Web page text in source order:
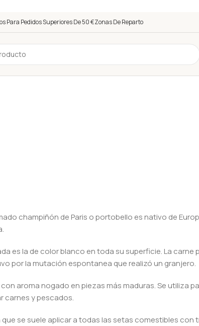
Para Pedidos Superiores De 50 €Zonas De Reparto
champiñón de Paris o portobello es nativo de
es la de color blanco en toda su superficie. La
por la mutación espontanea que realizó un granjero.
aroma nogado en piezas más maduras. Se utiliza
carnes y pescados.
se suele aplicar a todas las setas comestibles